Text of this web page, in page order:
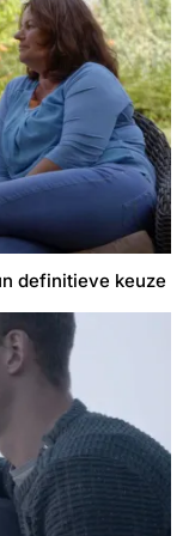
definitieve keuze